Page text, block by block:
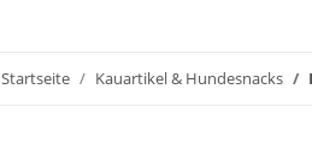
Startseite Kauartikel & Hundesnacks